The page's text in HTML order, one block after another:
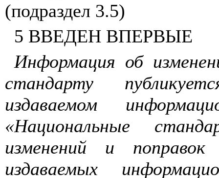
(подраздел 3.5)
5 ВВЕДЕН ВПЕРВЫЕ
Информация об
стандарту
издаваемом
«Национальные
изменений
и
поправок
издаваемых